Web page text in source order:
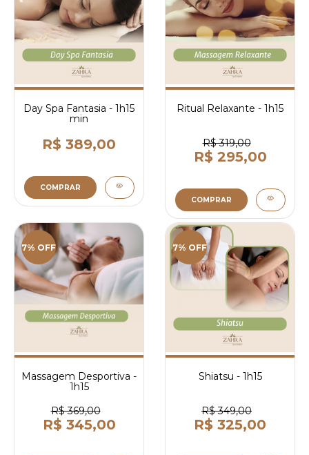
Day Spa Fantasia - 1h15
min
R$ 389,00
COMPRAR
Ritual Relaxante - 1h15
R$ 319,00
R$ 295,00
COMPRAR
7% OFF
Massagem Desportiva -
1h15
R$ 369,00
R$ 345,00
7% OFF
Shiatsu - 1h15
R$ 349,00
R$ 325,00